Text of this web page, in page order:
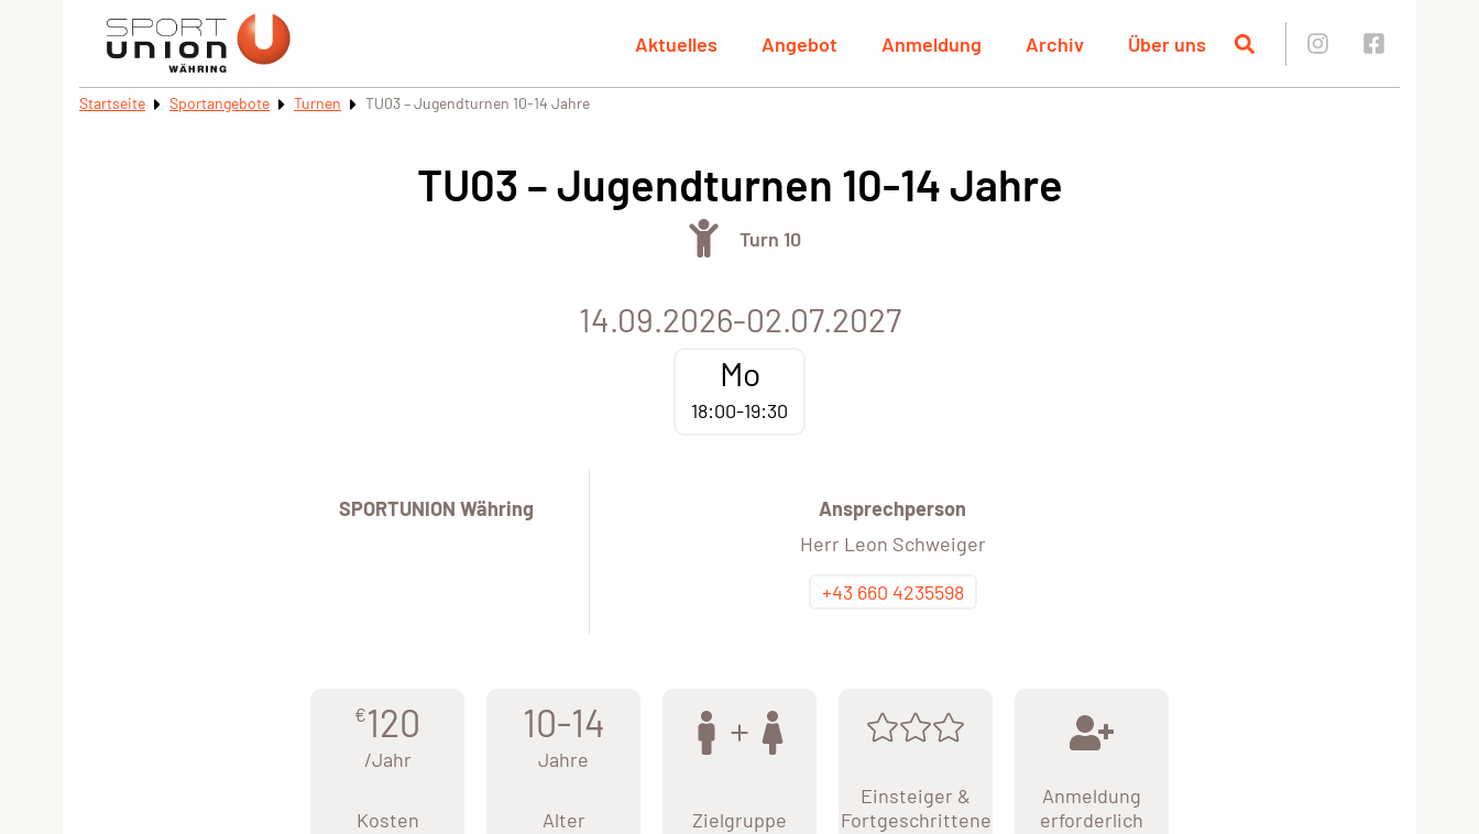
Aktuelles Angebot Anmeldung Archiv Über uns
Startseite Sportangebote Turnen TU03 – Jugendturnen 10-14 Jahre
TU03 – Jugendturnen 10-14 Jahre
Turn 10
14.09.2026-02.07.2027
Mo
18:00-19:30
SPORTUNION Währing
Ansprechperson
Herr Leon Schweiger
+43 660 4235598
€120
/Jahr
Kosten
10-14
Jahre
Alter Zielgruppe
Einsteiger &
Fortgeschrittene
Anmeldung
erforderlich